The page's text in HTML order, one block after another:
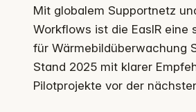
Mit globalem Supportnetz
Workflows ist die EasIR eine
für Wärmebildüberwachung
Stand 2025 mit klarer
Pilotprojekte vor der